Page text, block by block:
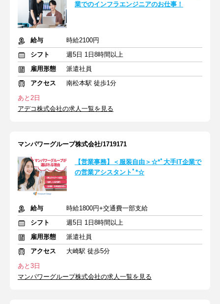
業でのインフラエンジニアのお仕事！
給与
時給2100円
シフト
週5日 1日8時間以上
雇用形態
派遣社員
アクセス
南松本駅 徒歩1分
あと2日
アデコ株式会社の求人一覧を見る
マンパワーグループ株式会社/1719171
【営業事務】＜服装自由＞☆*ﾟ大手IT企業で
の営業アシスタントﾟ*☆
給与
時給1800円+交通費一部支給
シフト
週5日 1日8時間以上
雇用形態
派遣社員
アクセス
大崎駅 徒歩5分
あと3日
マンパワーグループ株式会社の求人一覧を見る